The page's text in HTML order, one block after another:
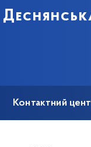
Контактний